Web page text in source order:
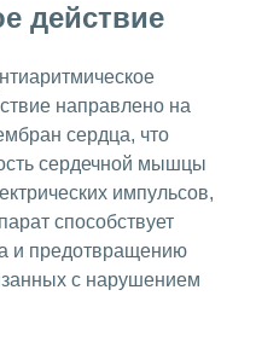
действие
направлено на
сердца, что
сердечной мышцы
импульсов,
способствует
и предотвращению
с нарушением